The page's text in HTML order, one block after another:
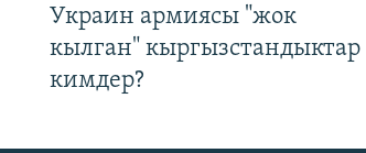
Украин армиясы "жок
кылган" кыргызстандыктар
кимдер?